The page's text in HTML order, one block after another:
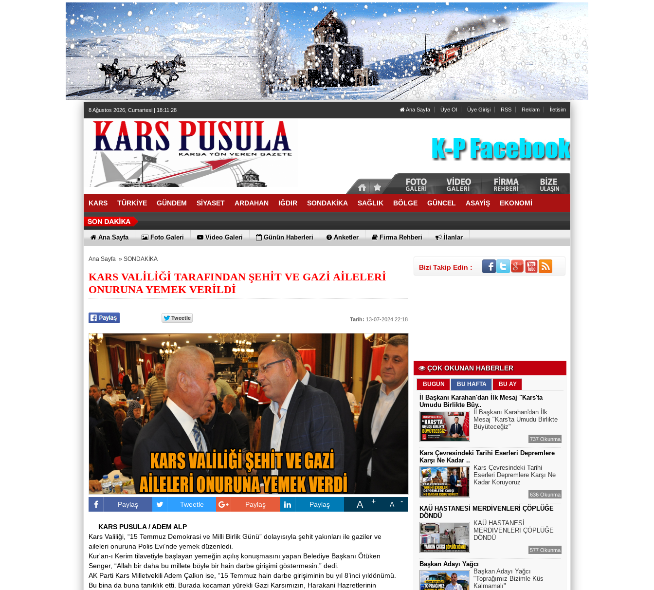
8 Ağustos 2026, Cumartesi | 18:11:30 Ana Sayfa Üye Ol Üye Girişi RSS Reklam İletisim
KARS TÜRKİYE GÜNDEM SİYASET ARDAHAN IĞDIR SONDAKİKA SAĞLIK BÖLGE GÜNCEL ASAYİŞ EKONOMİ
Ana Sayfa Foto Galeri Video Galeri Günün Haberleri Anketler Firma Rehberi İlanlar
Ana Sayfa » SONDAKİKA
KARS VALİLİĞİ TARAFINDAN ŞEHİT VE GAZİ AİLELERİ
ONURUNA YEMEK VERİLDİ
Tarih: 13-07-2024 22:18
Paylaş Tweetle Paylaş Paylaş A A
KARS PUSULA / ADEM ALP
Kars Valiliği, “15 Temmuz Demokrasi ve Milli Birlik Günü” dolayısıyla şehit yakınları ile gaziler ve
aileleri onuruna Polis Evi’nde yemek düzenledi.
Kur'an-ı Kerim tilavetiyle başlayan yemeğin açılış konuşmasını yapan Belediye Başkanı Ötüken
Senger, “Allah bir daha bu millete böyle bir hain darbe girişimi göstermesin.” dedi.
AK Parti Kars Milletvekili Adem Çalkın ise, “15 Temmuz hain darbe girişiminin bu yıl 8’inci yıldönümü.
Bu bina da buna tanıklık etti. Burada kocaman yürekli Gazi Karsımızın, Harakani Hazretlerinin
Bizi Takip Edin :
ÇOK OKUNAN HABERLER
BUGÜN BU HAFTA BU AY
İl Başkanı Karahan'dan İlk Mesaj "Kars'ta
Umudu Birlikte Büy..
İl Başkanı Karahan'dan İlk
Mesaj "Kars'ta Umudu Birlikte
Büyüteceğiz"
737 Okunma
Kars Çevresindeki Tarihi Eserleri Depremlere
Karşı Ne Kadar ..
Kars Çevresindeki Tarihi
Eserleri Depremlere Karşı Ne
Kadar Koruyoruz
636 Okunma
KAÜ HASTANESİ MERDİVENLERİ ÇÖPLÜĞE
DÖNDÜ
KAÜ HASTANESİ
MERDİVENLERİ ÇÖPLÜĞE
DÖNDÜ
577 Okunma
Başkan Adayı Yağcı
Başkan Adayı Yağcı
"Toprağımız Bizimle Küs
Kalmamalı"